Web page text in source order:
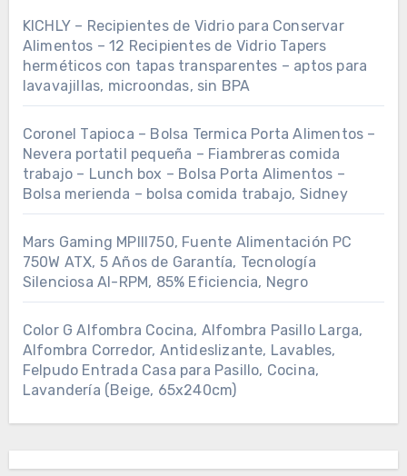
KICHLY – Recipientes de Vidrio para Conservar
Alimentos – 12 Recipientes de Vidrio Tapers
herméticos con tapas transparentes – aptos para
lavavajillas, microondas, sin BPA
Coronel Tapioca – Bolsa Termica Porta Alimentos –
Nevera portatil pequeña – Fiambreras comida
trabajo – Lunch box – Bolsa Porta Alimentos –
Bolsa merienda – bolsa comida trabajo, Sidney
Mars Gaming MPIII750, Fuente Alimentación PC
750W ATX, 5 Años de Garantía, Tecnología
Silenciosa AI-RPM, 85% Eficiencia, Negro
Color G Alfombra Cocina, Alfombra Pasillo Larga,
Alfombra Corredor, Antideslizante, Lavables,
Felpudo Entrada Casa para Pasillo, Cocina,
Lavandería (Beige, 65x240cm)